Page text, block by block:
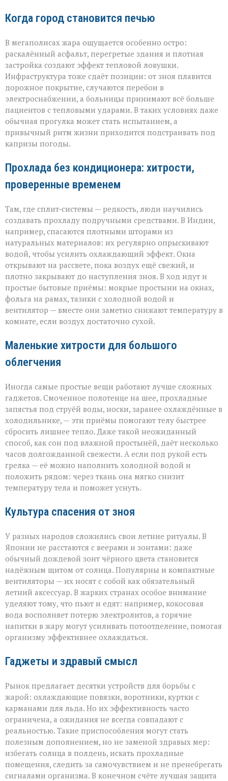
Когда город становится печью
В мегаполисах жара ощущается особенно остро:
раскалённый асфальт, перегретые здания и плотная
застройка создают эффект тепловой ловушки.
Инфраструктура тоже сдаёт позиции: от зноя плавится
дорожное покрытие, случаются перебои в
электроснабжении, а больницы принимают всё больше
пациентов с тепловыми ударами. В таких условиях даже
обычная прогулка может стать испытанием, а
привычный ритм жизни приходится подстраивать под
капризы погоды.
Прохлада без кондиционера: хитрости,
проверенные временем
Там, где сплит‑системы — редкость, люди научились
создавать прохладу подручными средствами. В Индии,
например, спасаются плотными шторами из
натуральных материалов: их регулярно опрыскивают
водой, чтобы усилить охлаждающий эффект. Окна
открывают на рассвете, пока воздух ещё свежий, и
плотно закрывают до наступления зноя. В ход идут и
простые бытовые приёмы: мокрые простыни на окнах,
фольга на рамах, тазики с холодной водой и
вентилятор — вместе они заметно снижают температуру в
комнате, если воздух достаточно сухой.
Маленькие хитрости для большого
облегчения
Иногда самые простые вещи работают лучше сложных
гаджетов. Смоченное полотенце на шее, прохладные
запястья под струёй воды, носки, заранее охлаждённые в
холодильнике, — эти приёмы помогают телу быстрее
сбросить лишнее тепло. Даже такой неожиданный
способ, как сон под влажной простынёй, даёт несколько
часов долгожданной свежести. А если под рукой есть
грелка — её можно наполнить холодной водой и
положить рядом: через ткань она мягко снизит
температуру тела и поможет уснуть.
Культура спасения от зноя
У разных народов сложились свои летние ритуалы. В
Японии не расстаются с веерами и зонтами: даже
обычный дождевой зонт чёрного цвета становится
надёжным щитом от солнца. Популярны и компактные
вентиляторы — их носят с собой как обязательный
летний аксессуар. В жарких странах особое внимание
уделяют тому, что пьют и едят: например, кокосовая
вода восполняет потерю электролитов, а горячие
напитки в жару могут усиливать потоотделение, помогая
организму эффективнее охлаждаться.
Гаджеты и здравый смысл
Рынок предлагает десятки устройств для борьбы с
жарой: охлаждающие повязки, воротники, куртки с
карманами для льда. Но их эффективность часто
ограничена, а ожидания не всегда совпадают с
реальностью. Такие приспособления могут стать
полезным дополнением, но не заменой здравых мер:
избегать солнца в полдень, искать прохладные
помещения, следить за самочувствием и не пренебрегать
сигналами организма. В конечном счёте лучшая защита